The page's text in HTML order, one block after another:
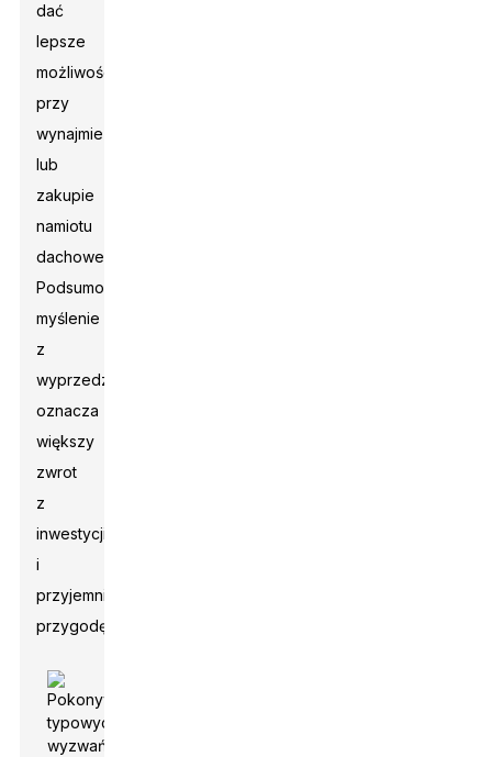
dać
lepsze
możliwości
przy
wynajmie
lub
zakupie
namiotu
dachowego.
Podsumowując,
myślenie
z
wyprzedzeniem
oznacza
większy
zwrot
z
inwestycji
i
przyjemniejszą
przygodę.